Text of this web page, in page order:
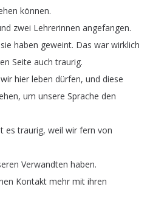
können.
zwei Lehrerinnen angefangen.
sie haben geweint. Das war wirklich
Seite auch traurig.
wir hier leben dürfen, und diese
, um unsere Sprache den
es traurig, weil wir fern von
Verwandten haben.
Kontakt mehr mit ihren